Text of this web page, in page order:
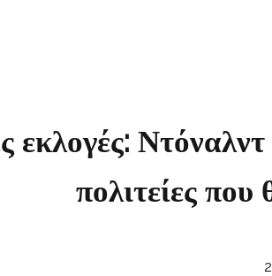
εκλογές:
πολιτείες